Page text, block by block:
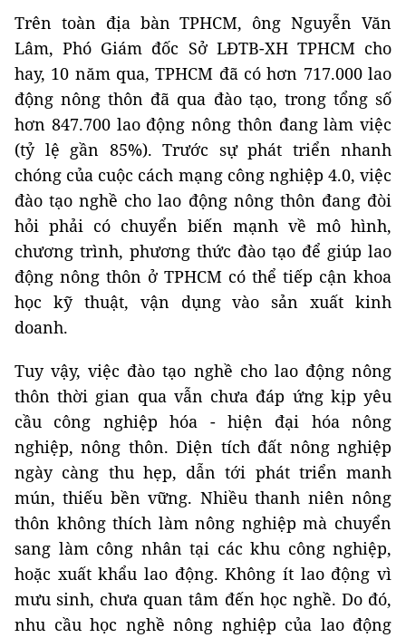
Trên toàn địa bàn TPHCM, ông Nguyễn Văn
Lâm, Phó Giám đốc Sở LĐTB-XH TPHCM cho
hay, 10 năm qua, TPHCM đã có hơn 717.000 lao
động nông thôn đã qua đào tạo, trong tổng số
hơn 847.700 lao động nông thôn đang làm việc
(tỷ lệ gần 85%). Trước sự phát triển nhanh
chóng của cuộc cách mạng công nghiệp 4.0, việc
đào tạo nghề cho lao động nông thôn đang đòi
hỏi phải có chuyển biến mạnh về mô hình,
chương trình, phương thức đào tạo để giúp lao
động nông thôn ở TPHCM có thể tiếp cận khoa
học kỹ thuật, vận dụng vào sản xuất kinh
doanh.
Tuy vậy, việc đào tạo nghề cho lao động nông
thôn thời gian qua vẫn chưa đáp ứng kịp yêu
cầu công nghiệp hóa - hiện đại hóa nông
nghiệp, nông thôn. Diện tích đất nông nghiệp
ngày càng thu hẹp, dẫn tới phát triển manh
mún, thiếu bền vững. Nhiều thanh niên nông
thôn không thích làm nông nghiệp mà chuyển
sang làm công nhân tại các khu công nghiệp,
hoặc xuất khẩu lao động. Không ít lao động vì
mưu sinh, chưa quan tâm đến học nghề. Do đó,
nhu cầu học nghề nông nghiệp của lao động